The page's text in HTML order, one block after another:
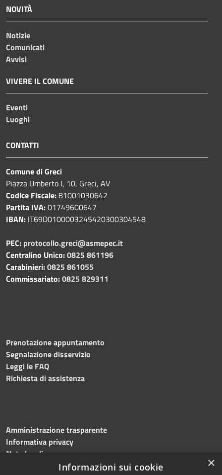
NOVITÀ
Notizie
Comunicati
Avvisi
VIVERE IL COMUNE
Eventi
Luoghi
CONTATTI
Comune di Greci
Piazza Umberto I, 10, Greci, AV
Codice Fiscale:81001030642
Partita IVA:01749600647
IBAN: IT69D0100003245420300304548
PEC: protocollo.greci@asmepec.it
Centralino Unico:0825 861196
Carabinieri:0825 861055
Commissariato:0825 829311
Prenotazione appuntamento
Segnalazione disservizio
Leggi le FAQ
Richiesta di assistenza
Amministrazione trasparente
Informativa privacy
Note legali
Dichiarazione di accessibilità
×
Informazioni sui cookie